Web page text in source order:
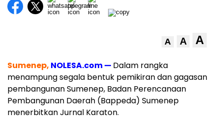
A A A
Sumenep, NOLESA.com — Dalam rangka
menampung segala bentuk pemikiran dan gagasan
pembangunan Sumenep, Badan Perencanaan
Pembangunan Daerah (Bappeda) Sumenep
menerbitkan Jurnal Karaton.